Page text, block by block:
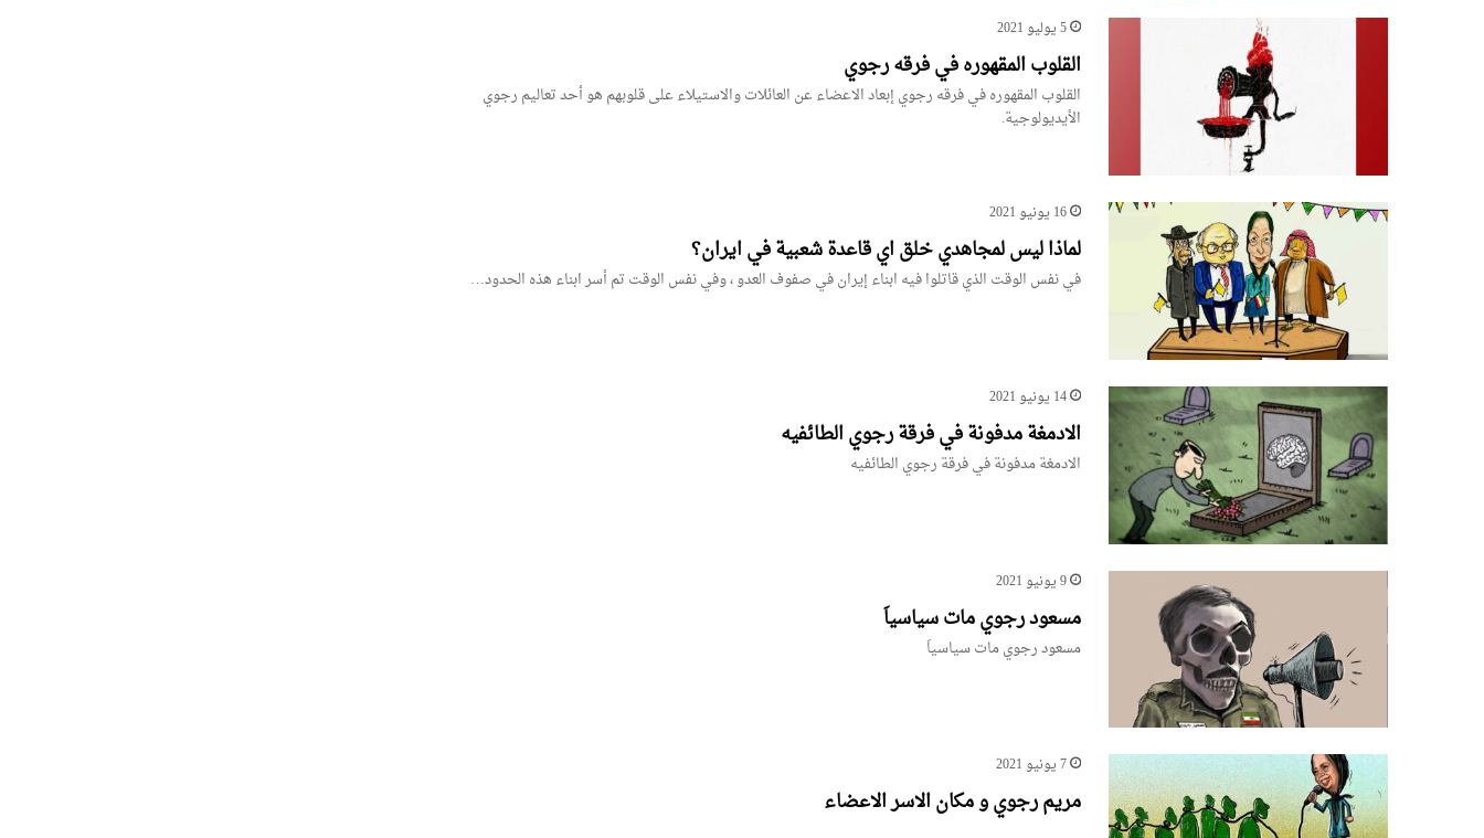
5 يوليو 2021
القلوب المقهوره في فرقه رجوي
القلوب المقهوره في فرقه رجوي إبعاد الاعضاء عن العائلات والاستيلاء على قلوبهم هو أحد تعاليم رجوي
الأيديولوجية.
16 يونيو 2021
لماذا ليس لمجاهدي خلق اي قاعدة شعبية في ايران؟
في نفس الوقت الذي قاتلوا فيه ابناء إيران في صفوف العدو ، وفي نفس الوقت تم أسر ابناء هذه الحدود…
14 يونيو 2021
الادمغة مدفونة في فرقة رجوي الطائفيه
الادمغة مدفونة في فرقة رجوي الطائفيه
9 يونيو 2021
مسعود رجوي مات سياسياَ
مسعود رجوي مات سياسياَ
7 يونيو 2021
مريم رجوي و مكان الاسر الاعضاء